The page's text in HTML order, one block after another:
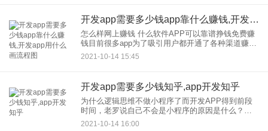
开发app需要多少钱app靠什么赚钱,开发app用什么画流程图
怎么样网上赚钱 什么软件APP可以靠谱挣钱免费赚
钱目前很多app为了吸引用户都开通了各种渠道赚
钱，比如看新闻赚钱，做任务赚钱等等，相信很多
网友都知道。那么如何在网上赚钱呢？现在，什么
2021-10-14 15:45
开发app需要多少钱知乎,app开发知乎
为什么逻辑思维不做小程序了而开发APP得到前段
时间，老罗说自己不会是小程序的原因是什么？罗
记思维联合创始人快刀青衣给出了不做小程序：的
2021-10-14 16:00